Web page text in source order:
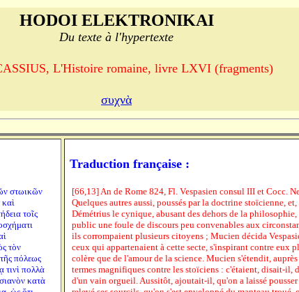
HODOI ELEKTRONIKAI
Du texte à l'hypertexte
L'Histoire romaine, livre LXVI (fragments)
συχνὰ
στωικῶν
τοῖς
τὸν
πόλεως
τινὶ πολλὰ
κατὰ
Traduction française :
[66,13] An de Rome 824, Fl. Vespasien consul III et Cocc.
Quelques autres aussi, poussés par la doctrine stoïcienne,
Démétrius le cynique, abusant des dehors de la
public une foule de discours peu convenables aux
ils corrompaient plusieurs citoyens ; Mucien décida
ceux qui appartenaient à cette secte, s'inspirant contre eux
colère que de l'amour de la science. Mucien s'étendit, auprès
termes magnifiques contre les stoïciens : c'étaient, disait-il,
d'un vain orgueil. Aussitôt, ajoutait-il, qu'on a laissé pousser